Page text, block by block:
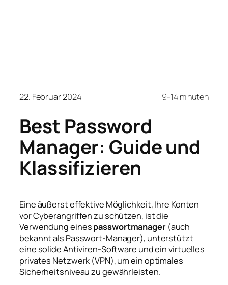
22. Februar 2024 9-14 minuten
Best Password
Manager: Guide und
Klassifizieren
Eine äußerst effektive Möglichkeit, Ihre Konten
vor Cyberangriffen zu schützen, ist die
Verwendung einespasswortmanager(auch
bekannt als Passwort-Manager), unterstützt
eine solide Antiviren-Software und ein virtuelles
privates Netzwerk (VPN), um ein optimales
Sicherheitsniveau zu gewährleisten.